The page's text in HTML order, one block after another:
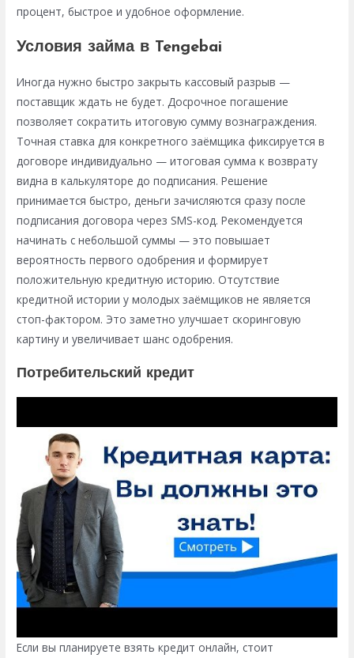
процент, быстрое и удобное оформление.
Условия займа в Tengebai
Иногда нужно быстро закрыть кассовый разрыв —
поставщик ждать не будет. Досрочное погашение
позволяет сократить итоговую сумму вознаграждения.
Точная ставка для конкретного заёмщика фиксируется в
договоре индивидуально — итоговая сумма к возврату
видна в калькуляторе до подписания. Решение
принимается быстро, деньги зачисляются сразу после
подписания договора через SMS-код. Рекомендуется
начинать с небольшой суммы — это повышает
вероятность первого одобрения и формирует
положительную кредитную историю. Отсутствие
кредитной истории у молодых заёмщиков не является
стоп-фактором. Это заметно улучшает скоринговую
картину и увеличивает шанс одобрения.
Потребительский кредит
Если вы планируете взять кредит онлайн, стоит